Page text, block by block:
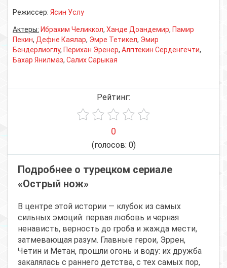
Режиссер: Ясин Услу
Актеры: Ибрахим Челиккол, Ханде Доандемир, Памир
Пекин, Дефне Каялар, Эмре Тетикел, Эмир
Бендерлиоглу, Перихан Эренер, Алптекин Серденгечти,
Бахар Янилмаз, Салих Сарыкая
Рейтинг:
0
(голосов: 0)
Подробнее о турецком сериале
«Острый нож»
В центре этой истории — клубок из самых
сильных эмоций: первая любовь и черная
ненависть, верность до гроба и жажда мести,
затмевающая разум. Главные герои, Эррен,
Четин и Метан, прошли огонь и воду: их дружба
закалялась с раннего детства, с тех самых пор,